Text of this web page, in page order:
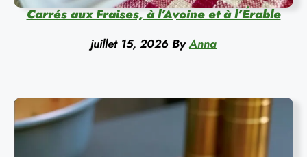
Carrés aux Fraises, à l’Avoine et à l’Érable
juillet 15, 2026 By Anna